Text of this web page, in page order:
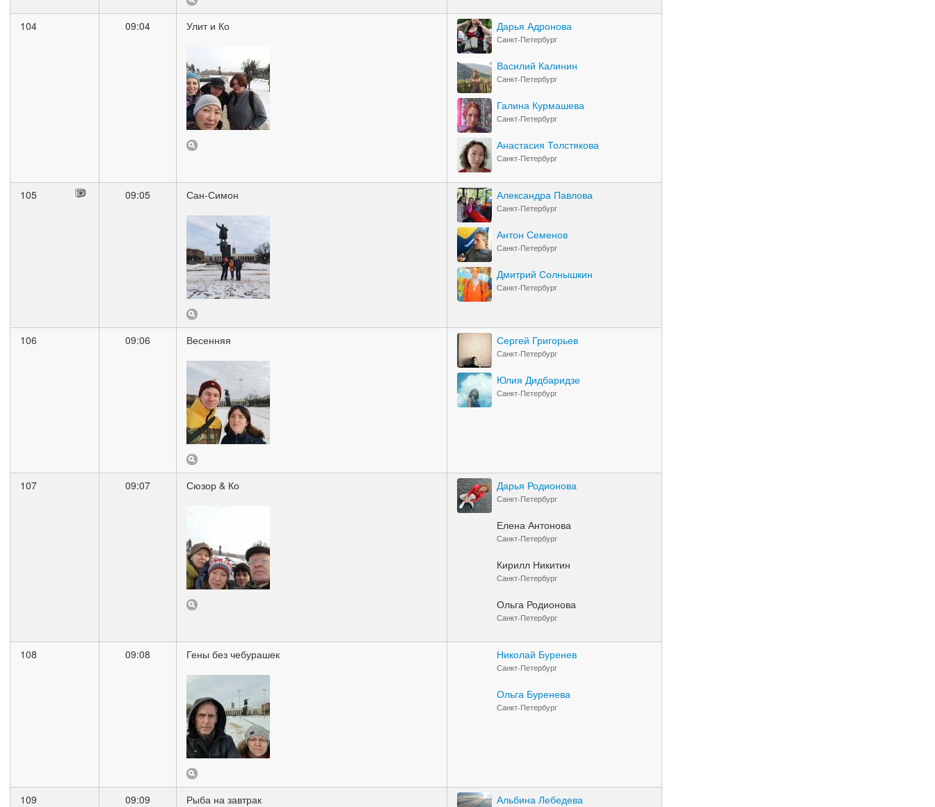
104 09:04 Улит и Ко Дарья Адронова
Санкт-Петербург
Василий Калинин
Санкт-Петербург
Галина Курмашева
Санкт-Петербург
Анастасия Толстякова
Санкт-Петербург
105 09:05 Сан-Симон Александра Павлова
Санкт-Петербург
Антон Семенов
Санкт-Петербург
Дмитрий Солнышкин
Санкт-Петербург
106 09:06 Весенняя Сергей Григорьев
Санкт-Петербург
Юлия Дидбаридзе
Санкт-Петербург
107 09:07 Сюзор & Ко Дарья Родионова
Санкт-Петербург
Елена Антонова
Санкт-Петербург
Кирилл Никитин
Санкт-Петербург
Ольга Родионова
Санкт-Петербург
108 09:08 Гены без чебурашек Николай Буренев
Санкт-Петербург
Ольга Буренева
Санкт-Петербург
109 09:09 Рыба на завтрак Альбина Лебедева